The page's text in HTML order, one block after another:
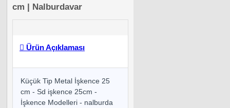
cm | Nalburdavar
Ürün Açıklaması
Küçük Tip Metal İşkence 25
cm - Sd işkence 25cm -
İşkence Modelleri - nalburda